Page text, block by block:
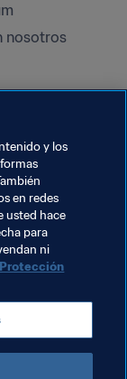
nosotros
y los
en redes
usted hace
para
ni